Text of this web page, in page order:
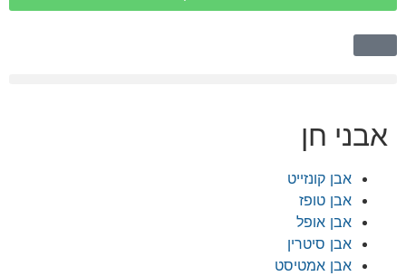
חן
קונזייט
טופז
אופל
סיטרין
אמטיסט